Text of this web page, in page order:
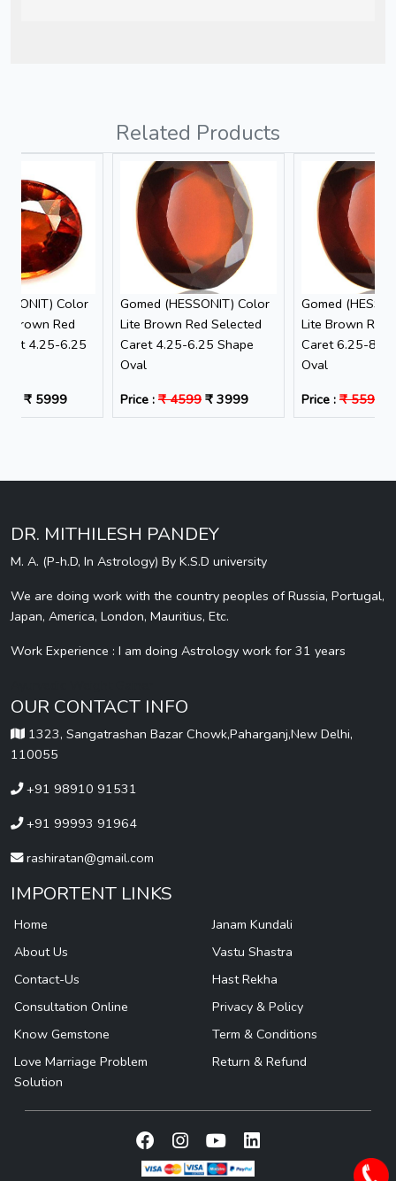
Related Products
Color
Brown Red
4.25-6.25
₹ 5999
Gomed (HESSONIT) Color
Lite Brown Red Selected
Caret 4.25-6.25 Shape
Oval
Price : ₹ 4599 ₹ 3999
Gomed
Lite Brown Red
Caret 6.25-
Oval
Price : ₹ 5599
DR. MITHILESH PANDEY
M. A. (P-h.D, In Astrology) By K.S.D university
We are doing work with the country peoples of Russia, Portugal,
Japan, America, London, Mauritius, Etc.
Work Experience : I am doing Astrology work for 31 years
OUR CONTACT INFO
1323, Sangatrashan Bazar Chowk,Paharganj,New Delhi,
110055
+91 98910 91531
+91 99993 91964
rashiratan@gmail.com
IMPORTENT LINKS
Home
About Us
Contact-Us
Consultation Online
Know Gemstone
Love Marriage Problem
Solution
Janam Kundali
Vastu Shastra
Hast Rekha
Privacy & Policy
Term & Conditions
Return & Refund